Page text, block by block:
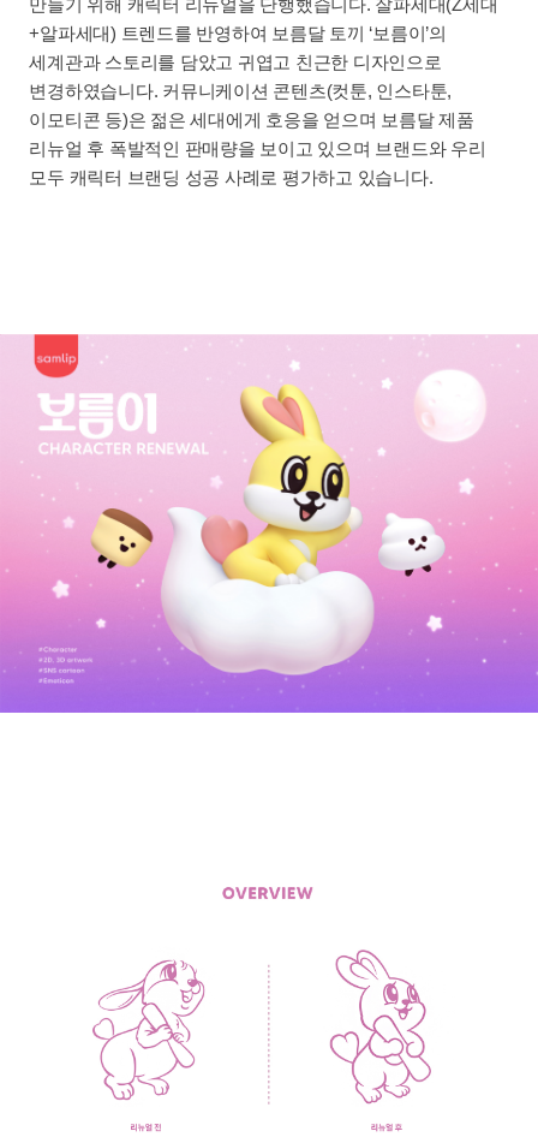
만들기 위해 캐릭터 리뉴얼을 단행했습니다. 잘파세대(Z세대
+알파세대) 트렌드를 반영하여 보름달 토끼 ‘보름이’의
세계관과 스토리를 담았고 귀엽고 친근한 디자인으로
변경하였습니다. 커뮤니케이션 콘텐츠(컷툰, 인스타툰,
이모티콘 등)은 젊은 세대에게 호응을 얻으며 보름달 제품
리뉴얼 후 폭발적인 판매량을 보이고 있으며 브랜드와 우리
모두 캐릭터 브랜딩 성공 사례로 평가하고 있습니다.